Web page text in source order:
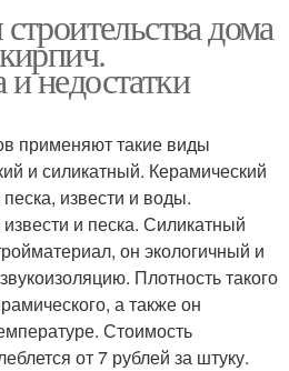
дома
недостатки
применяют такие виды
и силикатный. Керамический
извести и воды.
и песка. Силикатный
он экологичный и
Плотность такого
а также он
Стоимость
от 7 рублей за штуку.